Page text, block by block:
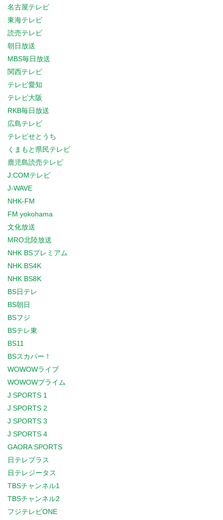
名古屋テレビ
東海テレビ
読売テレビ
朝日放送
MBS毎日放送
関西テレビ
テレビ愛知
テレビ大阪
RKB毎日放送
広島テレビ
テレビせとうち
くまもと県民テレビ
鹿児島読売テレビ
J:COMテレビ
J-WAVE
NHK-FM
FM yokohama
文化放送
MRO北陸放送
NHK BSプレミアム
NHK BS4K
NHK BS8K
BS日テレ
BS朝日
BSフジ
BSテレ東
BS11
BSスカパー！
WOWOWライブ
WOWOWプライム
J SPORTS 1
J SPORTS 2
J SPORTS 3
J SPORTS 4
GAORA SPORTS
日テレプラス
日テレジータス
TBSチャンネル1
TBSチャンネル2
フジテレビONE